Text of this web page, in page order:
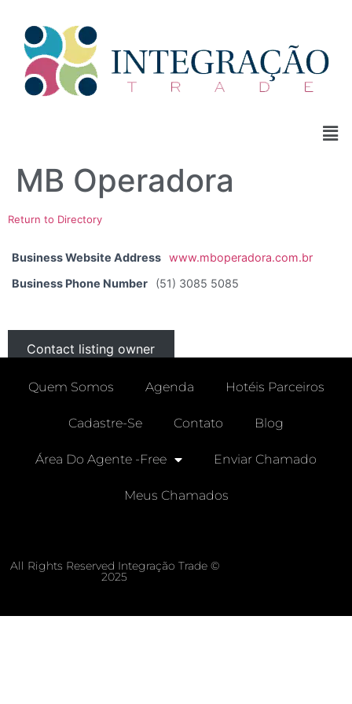
MB Operadora
Return to Directory
Business Website Address www.mboperadora.com.br
Business Phone Number
(51) 3085 5085
Contact listing owner
Quem Somos Agenda Hotéis Parceiros
Cadastre-Se Contato Blog
Área Do Agente -free Enviar Chamado
Meus Chamados
All Rights Reserved Integração Trade ©
2025